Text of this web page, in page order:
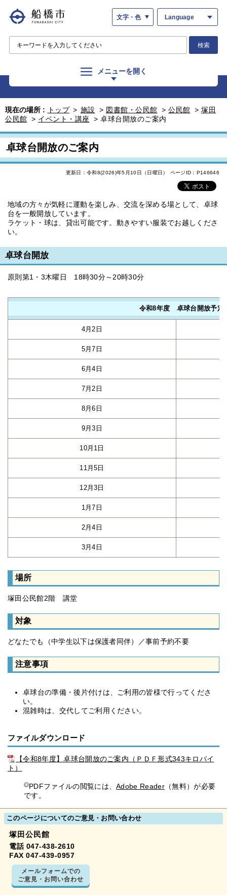
文字・色 Language
検索
メニューを開く
現在の場所 : トップ > 施設 > 図書館・公民館 > 公民館 > 塚田
公民館 > イベント・講座 > 卓球台開放のご案内
卓球台開放のご案内
更新日：令和8(2026)年5月10日（日曜日） ページID：P146646
地域の方々が気軽に運動を楽しみ、交流を深める場として、卓球
台を一般開放しています。
ラケット・球は、貸出可能です。動きやすい服装でお越しくださ
い。
卓球台開放
原則第1・3木曜日 18時30分～20時30分
令和8年度 卓球台開放予定
4月2日
5月7日
6月4日
7月2日
8月6日
9月3日
10月1日
11月5日
12月3日
1月7日
2月4日
3月4日
場所
塚田公民館2階 講堂
対象
どなたでも（中学生以下は保護者同伴）／事前予約不要
注意事項
卓球台の準備・後片付けは、ご利用の皆様で行ってくださ
い。
混雑時は、交代してご利用ください。
ファイルダウンロード
【令和8年度】卓球台開放のご案内（ＰＤＦ形式343キロバイ
ト）
PDFファイルの閲覧には、Adobe Reader （無料）が必要
です。
このページについてのご意見・お問い合わせ
塚田公民館
電話 047-438-2610
FAX 047-439-0957
メールフォームでの
ご意見・お問い合わせ